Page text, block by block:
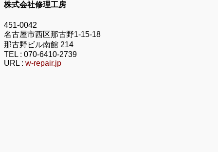
株式会社修理工房
451-0042
名古屋市西区那古野1-15-18
那古野ビル南館 214
TEL : 070-6410-2739
URL : w-repair.jp